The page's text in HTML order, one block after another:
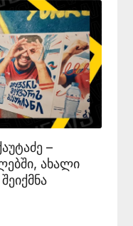
–
ახალი